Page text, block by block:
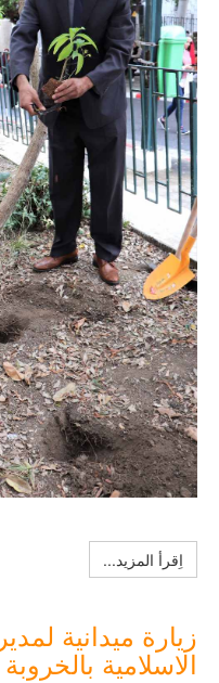
اِقرأ المزيد...
زيارة ميدانية
الاسلامية بالخروبة